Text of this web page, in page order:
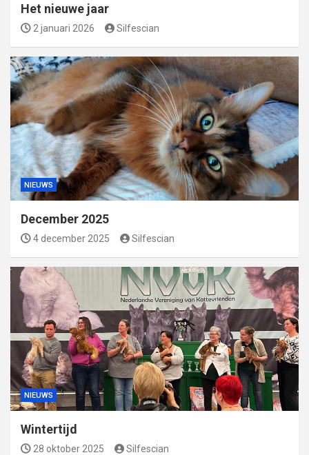
Het nieuwe jaar
2 januari 2026 Silfescian
NIEUWS
December 2025
4 december 2025 Silfescian
NIEUWS
Wintertijd
28 oktober 2025 Silfescian